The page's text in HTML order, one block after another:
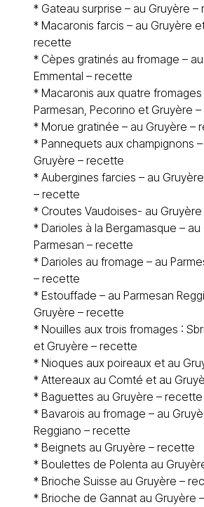
* Gateau surprise – au Gruyère –
* Macaronis farcis – au Gruyère
recette
* Cèpes gratinés au fromage –
Emmental – recette
* Macaronis aux quatre fromages
Parmesan, Pecorino et Gruyère
* Morue gratinée – au Gruyère –
* Pannequets aux champignons
Gruyère – recette
* Aubergines farcies – au
– recette
* Croutes Vaudoises- au
* Darioles à la Bergamasque –
Parmesan – recette
* Darioles au fromage – au
– recette
* Estouffade – au Parmesan
Gruyère – recette
* Nouilles aux trois fromages :
et Gruyère – recette
* Nioques aux poireaux et au
* Attereaux au Comté et au
* Baguettes au Gruyère – recette
* Bavarois au fromage – au
Reggiano – recette
* Beignets au Gruyère – recette
* Boulettes de Polenta au
* Brioche Suisse au Gruyère –
* Brioche de Gannat au Gruyère